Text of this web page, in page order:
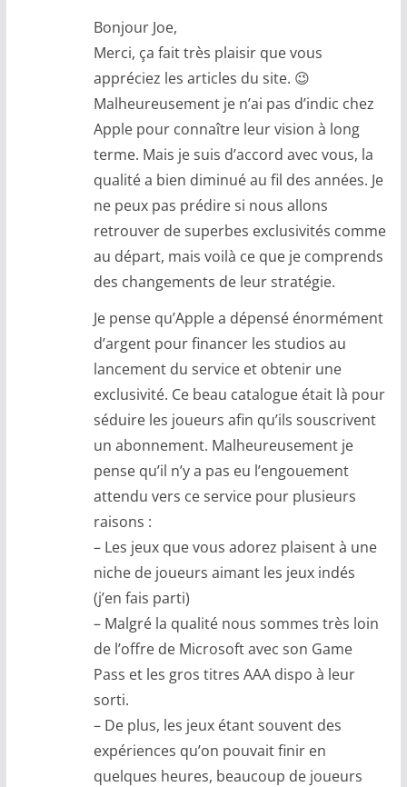
Bonjour Joe,
Merci, ça fait très plaisir que vous
appréciez les articles du site. 😉
Malheureusement je n’ai pas d’indic chez
Apple pour connaître leur vision à long
terme. Mais je suis d’accord avec vous, la
qualité a bien diminué au fil des années. Je
ne peux pas prédire si nous allons
retrouver de superbes exclusivités comme
au départ, mais voilà ce que je comprends
des changements de leur stratégie.
Je pense qu’Apple a dépensé énormément
d’argent pour financer les studios au
lancement du service et obtenir une
exclusivité. Ce beau catalogue était là pour
séduire les joueurs afin qu’ils souscrivent
un abonnement. Malheureusement je
pense qu’il n’y a pas eu l’engouement
attendu vers ce service pour plusieurs
raisons :
– Les jeux que vous adorez plaisent à une
niche de joueurs aimant les jeux indés
(j’en fais parti)
– Malgré la qualité nous sommes très loin
de l’offre de Microsoft avec son Game
Pass et les gros titres AAA dispo à leur
sorti.
– De plus, les jeux étant souvent des
expériences qu’on pouvait finir en
quelques heures, beaucoup de joueurs